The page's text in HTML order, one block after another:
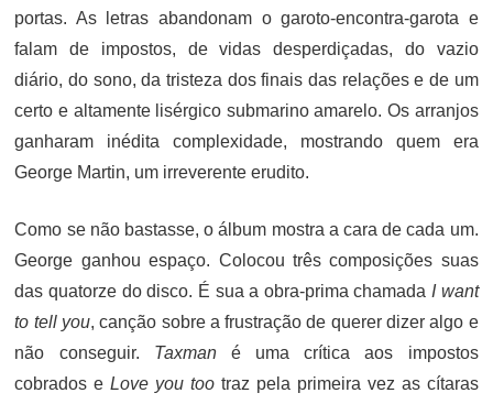
portas. As letras abandonam o garoto-encontra-garota e
falam de impostos, de vidas desperdiçadas, do vazio
diário, do sono, da tristeza dos finais das relações e de um
certo e altamente lisérgico submarino amarelo. Os arranjos
ganharam inédita complexidade, mostrando quem era
George Martin, um irreverente erudito.
Como se não bastasse, o álbum mostra a cara de cada um.
George ganhou espaço. Colocou três composições suas
das quatorze do disco. É sua a obra-prima chamada I want
to tell you, canção sobre a frustração de querer dizer algo e
não conseguir. Taxmané uma crítica aos impostos
cobrados eLove you too traz pela primeira vez as cítaras